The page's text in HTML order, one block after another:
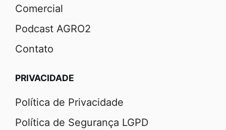
Comercial
Podcast AGRO2
Contato
PRIVACIDADE
Política de Privacidade
Política de Segurança LGPD